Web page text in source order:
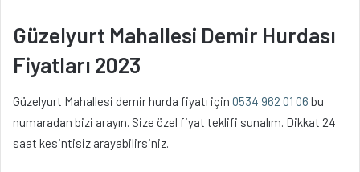
Güzelyurt Mahallesi Demir Hurdası
Fiyatları 2023
Güzelyurt Mahallesi demir hurda fiyatı için 0534 962 01 06 bu
numaradan bizi arayın. Size özel fiyat teklifi sunalım. Dikkat 24
saat kesintisiz arayabilirsiniz.